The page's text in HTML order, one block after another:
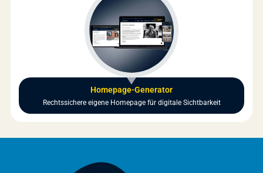
Homepage-Generator
Rechtssichere eigene Homepage für digitale Sichtbarkeit